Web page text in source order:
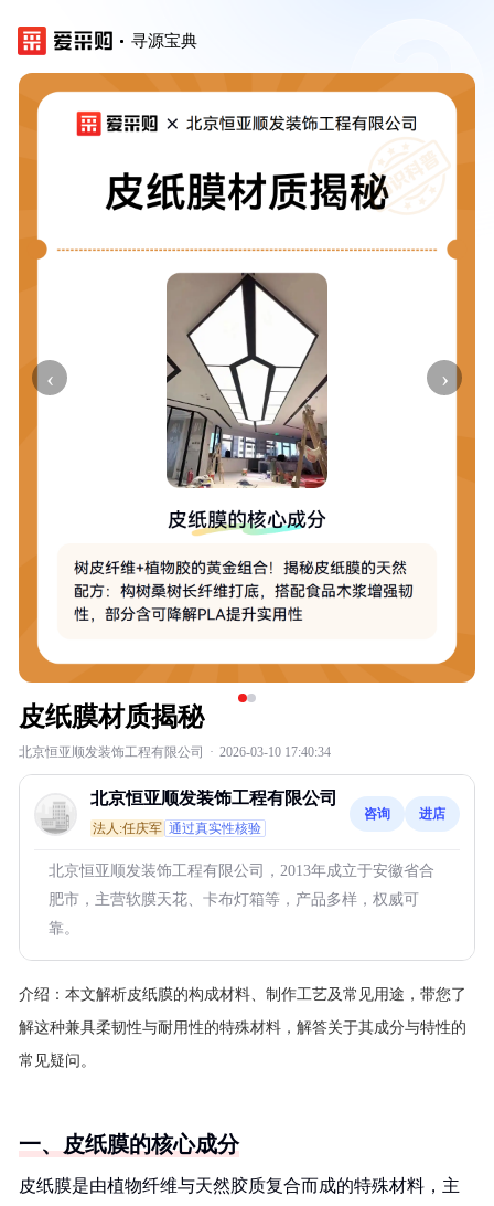
寻源宝典
‹ ›
皮纸膜材质揭秘
北京恒亚顺发装饰工程有限公司 · 2026-03-10 17:40:34
北京恒亚顺发装饰工程有限公司
法人:任庆军 通过真实性核验
咨询 进店
北京恒亚顺发装饰工程有限公司，2013年成立于安徽省合
肥市，主营软膜天花、卡布灯箱等，产品多样，权威可
靠。
介绍： 本文解析皮纸膜的构成材料、制作工艺及常见用途，带您了
解这种兼具柔韧性与耐用性的特殊材料，解答关于其成分与特性的
常见疑问。
一、皮纸膜的核心成分
皮纸膜是由植物纤维与天然胶质复合而成的特殊材料，主